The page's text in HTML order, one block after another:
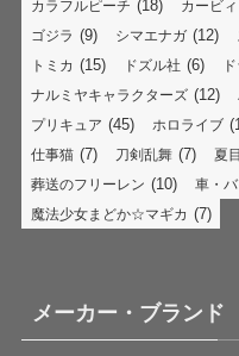
カラフルピーチ (18) カービィ
ゴジラ (9) シマエナガ (12)
トミカ (15) ドズル社 (6)
ナルミヤキャラクターズ (12)
プリキュア (45) ホロライブ
仕事猫 (7) 刀剣乱舞 (7) 夏
葬送のフリーレン (10) 車・
魔法少女まどか☆マギカ (7)
メーカー・ブランド